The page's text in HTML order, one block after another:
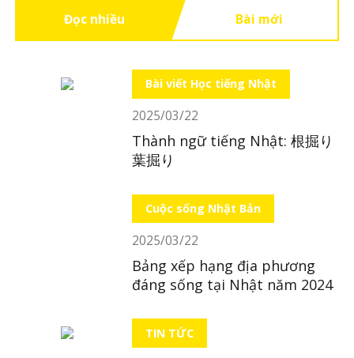
Đọc nhiều Bài mới
Bài viết Học tiếng Nhật
2025/03/22
Thành ngữ tiếng Nhật: 根掘り
葉掘り
Cuộc sống Nhật Bản
2025/03/22
Bảng xếp hạng địa phương
đáng sống tại Nhật năm 2024
TIN TỨC